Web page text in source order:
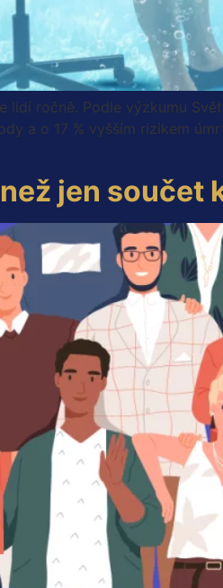
ročně. Podle výzkumu
a o 17 % vyšším rizikem
jen součet